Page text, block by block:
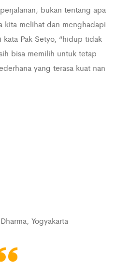
bukan tentang apa
kita melihat dan menghadapi
Pak Setyo, “hidup tidak
bisa memilih untuk tetap
yang terasa kuat nan
Yogyakarta